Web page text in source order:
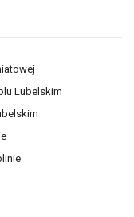
Lubelskim